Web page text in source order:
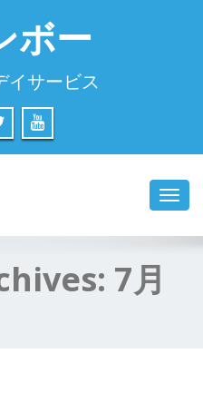
ボー
イサービス
7月